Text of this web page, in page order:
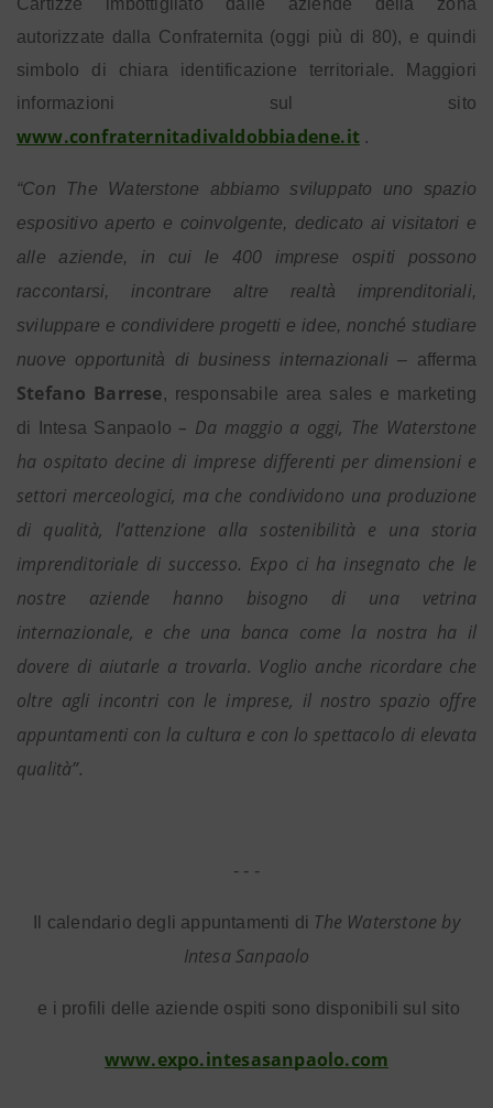
Cartizze imbottigliato dalle aziende della zona
autorizzate dalla Confraternita (oggi più di 80), e quindi
simbolo di chiara identificazione territoriale. Maggiori
informazioni sul sito
www.confraternitadivaldobbiadene.it .
“Con The Waterstone abbiamo sviluppato uno spazio
espositivo aperto e coinvolgente, dedicato ai visitatori e
alle aziende, in cui le 400 imprese ospiti possono
raccontarsi, incontrare altre realtà imprenditoriali,
sviluppare e condividere progetti e idee, nonché studiare
nuove opportunità di business internazionali – afferma
Stefano Barrese, responsabile area sales e marketing
di Intesa Sanpaolo – Da maggio a oggi, The Waterstone
ha ospitato decine di imprese differenti per dimensioni e
settori merceologici, ma che condividono una produzione
di qualità, l’attenzione alla sostenibilità e una storia
imprenditoriale di successo. Expo ci ha insegnato che le
nostre aziende hanno bisogno di una vetrina
internazionale, e che una banca come la nostra ha il
dovere di aiutarle a trovarla. Voglio anche ricordare che
oltre agli incontri con le imprese, il nostro spazio offre
appuntamenti con la cultura e con lo spettacolo di elevata
qualità”.
- - -
Il calendario degli appuntamenti di The Waterstone by
Intesa Sanpaolo
e i profili delle aziende ospiti sono disponibili sul sito
www.expo.intesasanpaolo.com